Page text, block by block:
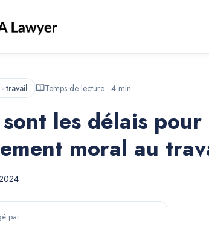
travail Temps de lecture :4 min.
les délais
moral au
par